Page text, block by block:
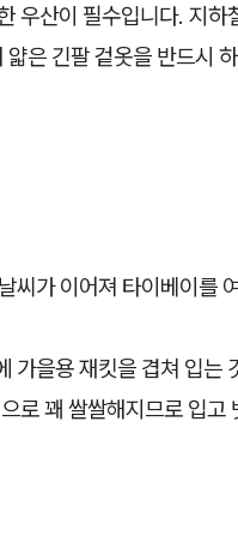
우산이 필수입니다. 지하
은 긴팔 겉옷을 반드시
씨가 이어져 타이베이를
가을용 재킷을 겹쳐 입는
로 꽤 쌀쌀해지므로 입고